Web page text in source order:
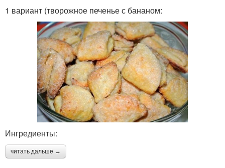
1 вариант (творожное печенье с бананом:
Ингредиенты:
читать дальше →